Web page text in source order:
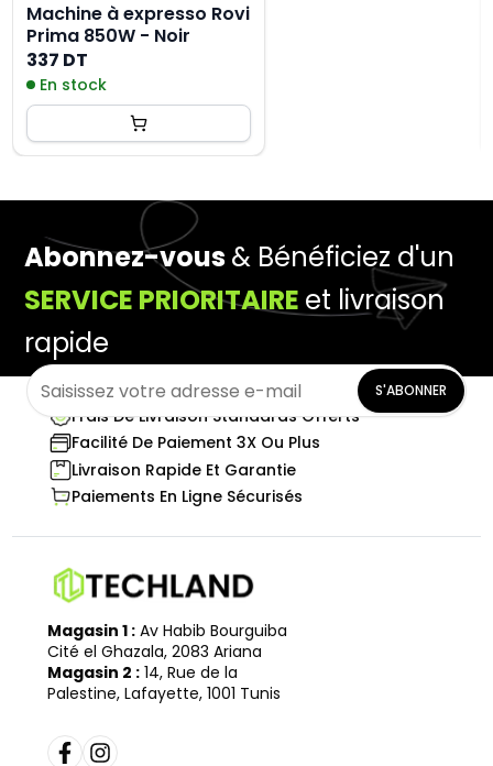
Machine à expresso Rovi
Prima 850W - Noir
337 DT
En stock
Abonnez-vous& Bénéficiez d'un
SERVICE PRIORITAIRE et livraison
rapide
S'ABONNER
Frais De Livraison Standards Offerts
Facilité De Paiement 3X Ou Plus
Livraison Rapide Et Garantie
Paiements En Ligne Sécurisés
Magasin 1 : Av Habib Bourguiba
Cité el Ghazala, 2083 Ariana
Magasin 2 : 14, Rue de la
Palestine, Lafayette, 1001 Tunis